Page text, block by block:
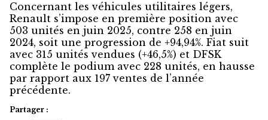
Concernant les véhicules utilitaires légers,
Renault s’impose en première position avec
503 unités en juin 2025, contre 258 en juin
2024, soit une progression de +94,94%. Fiat suit
avec 315 unités vendues (+46,5%) et DFSK
complète le podium avec 228 unités, en hausse
par rapport aux 197 ventes de l’année
précédente.
Partager :